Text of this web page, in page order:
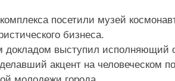
посетили музей
бизнеса.
выступил исполняющий
акцент на человеческом